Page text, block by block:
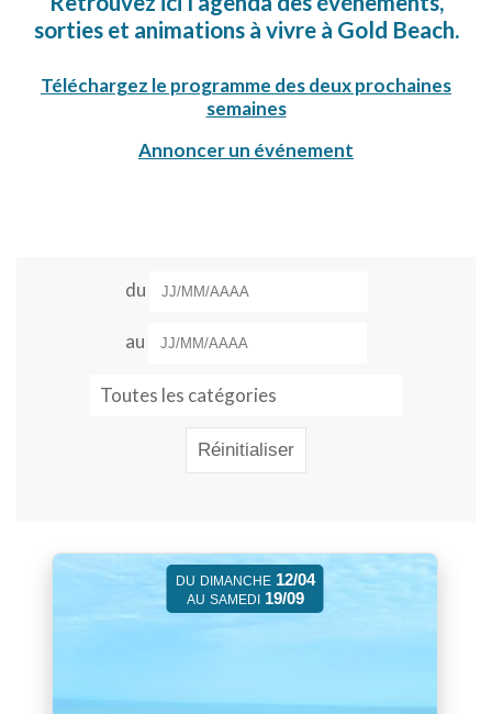
sorties et animations à vivre à Gold Beach.
Téléchargez le programme des deux prochaines
semaines
Annoncer un événement
du
au
Réinitialiser
DU DIMANCHE 12/04
AU SAMEDI 19/09